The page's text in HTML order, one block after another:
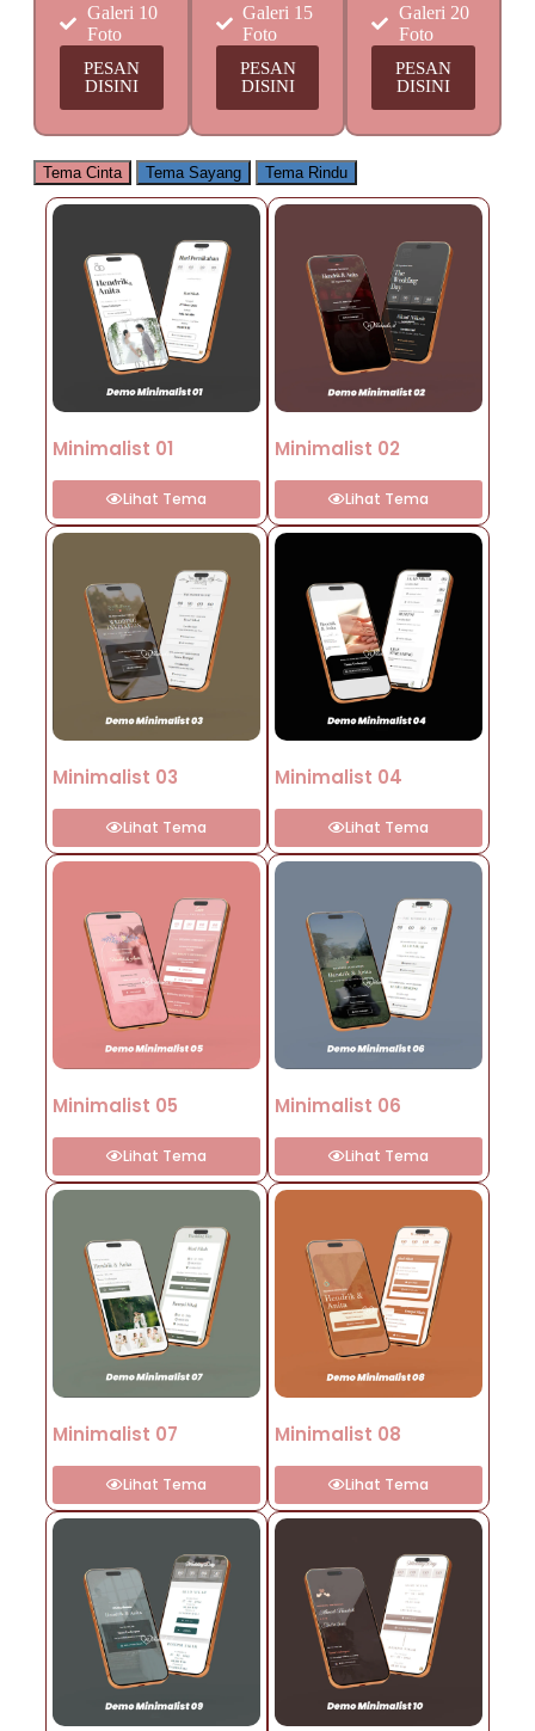
Galeri 10
Foto
PESAN
DISINI
Galeri 15
Foto
PESAN
DISINI
Galeri 20
Foto
PESAN
DISINI
Tema Cinta Tema Sayang Tema Rindu
Minimalist 01
Lihat Tema
Minimalist 02
Lihat Tema
Minimalist 03
Lihat Tema
Minimalist 04
Lihat Tema
Minimalist 05
Lihat Tema
Minimalist 06
Lihat Tema
Minimalist 07
Lihat Tema
Minimalist 08
Lihat Tema